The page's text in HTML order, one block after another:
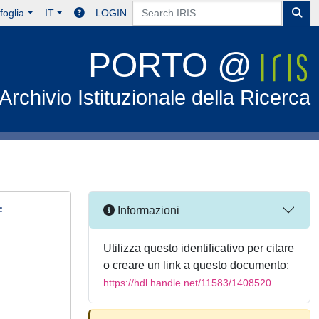
IT LOGIN
PORTO @
Istituzionale della Ricerca
Informazioni
Utilizza questo identificativo per citare
o creare un link a questo documento:
https://hdl.handle.net/11583/1408520